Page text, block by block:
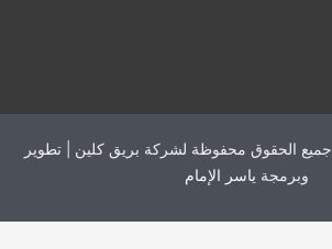
حقوق النشر© 2026 جميع الحقوق محفوظة لشركة بريق كلين | تطوير
وبرمجة ياسر الإمام